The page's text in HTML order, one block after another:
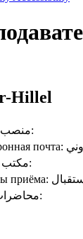
Hillel
منصب:
почта:
مكتب:
приёма:
محاضرات: